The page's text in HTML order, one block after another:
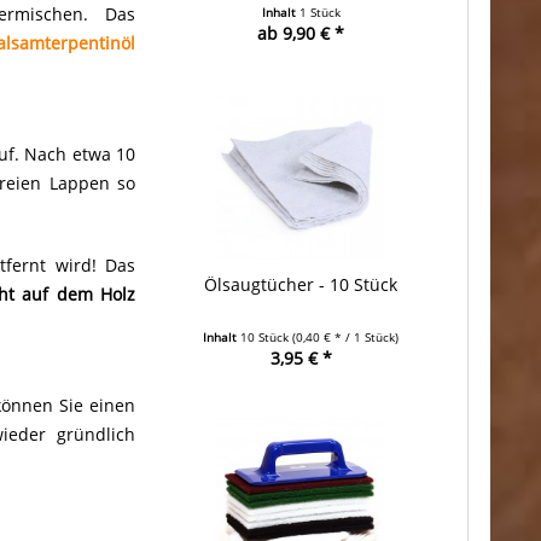
Das
Nach etwa 10
Lappen so
wird! Das
auf dem Holz
Sie einen
gründlich
Inhalt 1 Stück
ab 9,90 € *
Ölsaugtücher - 10 Stück
Inhalt 10 Stück(0,40 € * / 1 Stück)
3,95 € *